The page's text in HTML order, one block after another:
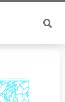
تخطي
المحتوى